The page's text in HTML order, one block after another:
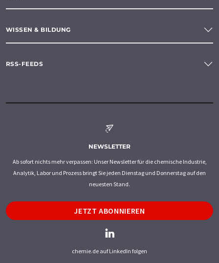
WISSEN & BILDUNG
RSS-FEEDS
NEWSLETTER
Ab sofort nichts mehr verpassen: Unser Newsletter für die chemische Industrie,
Analytik, Labor und Prozess bringt Sie jeden Dienstag und Donnerstag auf den
neuesten Stand.
JETZT ABONNIEREN
chemie.de auf LinkedIn folgen